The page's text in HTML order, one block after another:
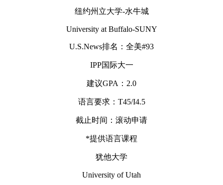
纽约州立大学-水牛城
University at Buffalo-SUNY
U.S.News排名：全美#93
IPP国际大一
建议GPA：2.0
语言要求：T45/I4.5
截止时间：滚动申请
*提供语言课程
犹他大学
University of Utah